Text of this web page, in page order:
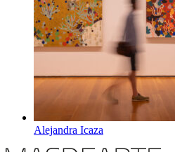
Alejandra Icaza